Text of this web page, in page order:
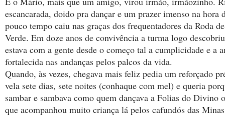
escancarada, doido pra dançar e um prazer imenso na hora
pouco tempo caiu nas graças dos frequentadores da Roda
Verde. Em doze anos de convivência a turma logo
estava com a gente desde o começo tal a cumplicidade e a
fortalecida nas andanças pelos palcos da vida.
Quando, às vezes, chegava mais feliz pedia um reforçado
vela sete dias, sete noites (conhaque com mel) e queria
sambar e sambava como quem dançava a Folias do Divino
que acompanhou muito criança lá pelos cafundós das